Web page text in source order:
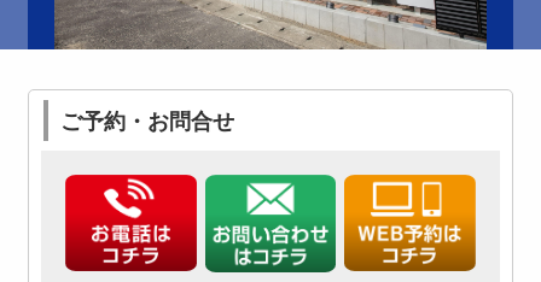
ご予約・お問合せ